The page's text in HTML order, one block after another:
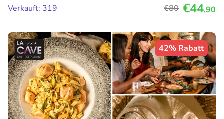
Verkauft: 319
€80 €44,90
42% Rabatt